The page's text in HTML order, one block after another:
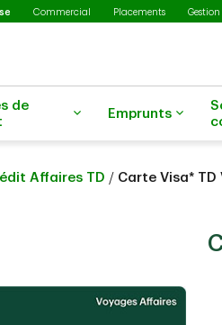
Sélectionné
Commercial Placements
de
Emprunts
Affaires TD / Carte Visa*